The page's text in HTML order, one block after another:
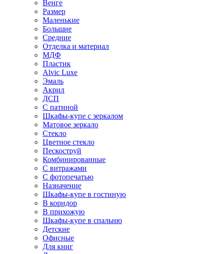
Венге
Размер
Маленькие
Большие
Средние
Отделка и материал
МДФ
Пластик
Alvic Luxe
Эмаль
Акрил
ДСП
С патиной
Шкафы-купе с зеркалом
Матовое зеркало
Стекло
Цветное стекло
Пескоструй
Комбинированные
С витражами
С фотопечатью
Назначение
Шкафы-купе в гостиную
В коридор
В прихожую
Шкафы-купе в спальню
Детские
Офисные
Для книг